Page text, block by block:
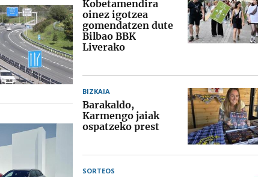
Kobetamendira
oinez igotzea
gomendatzen dute
Bilbao BBK
Liverako
BIZKAIA
Barakaldo,
Karmengo jaiak
ospatzeko prest
SORTEOS